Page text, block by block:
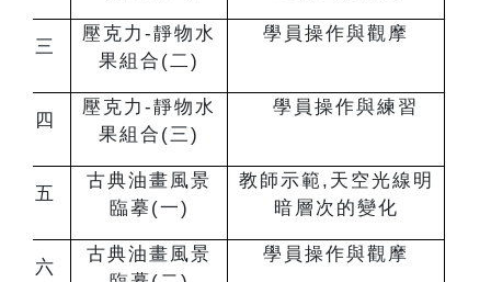
三
壓克力-靜物水
果組合(二)
學員操作與觀摩
四
壓克力-靜物水
果組合(三)
學員操作與練習
五
古典油畫風景
臨摹(一)
教師示範,天空光線明
暗層次的變化
六
古典油畫風景
學員操作與觀摩